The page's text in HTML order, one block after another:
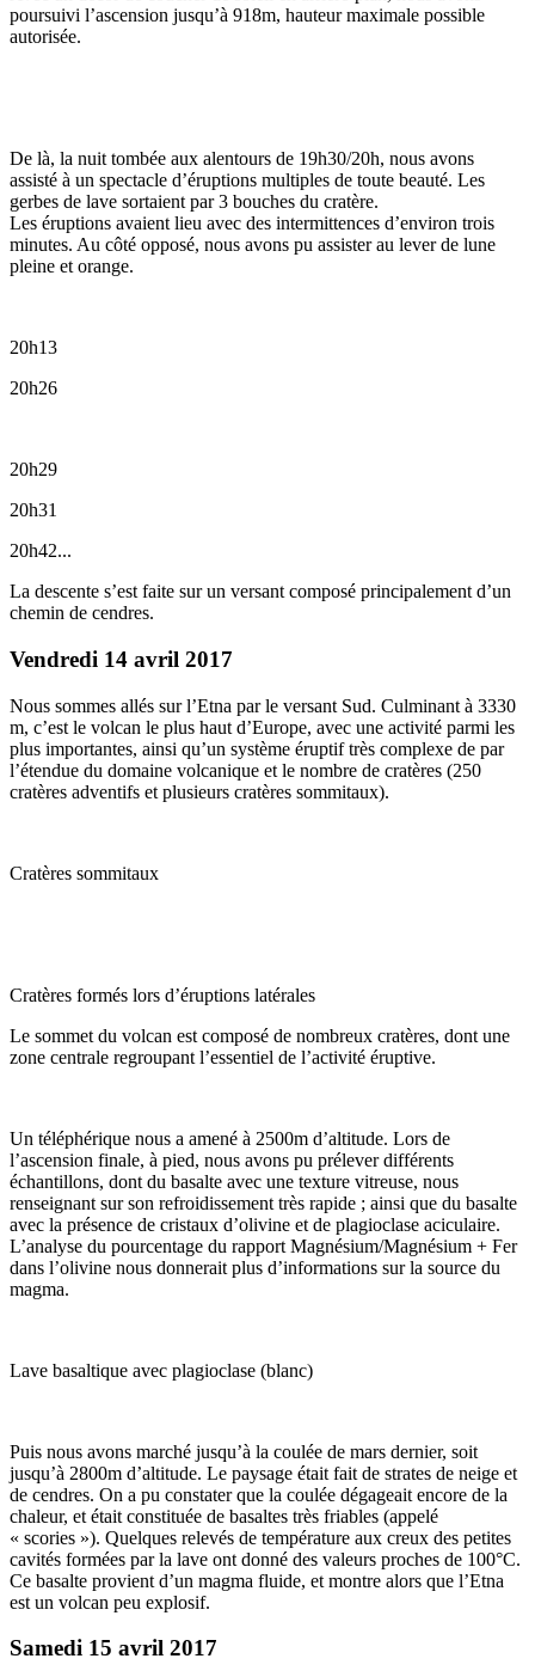
poursuivi l’ascension jusqu’à 918m, hauteur maximale possible
autorisée.
De là, la nuit tombée aux alentours de 19h30/20h, nous avons
assisté à un spectacle d’éruptions multiples de toute beauté. Les
gerbes de lave sortaient par 3 bouches du cratère.
Les éruptions avaient lieu avec des intermittences d’environ trois
minutes. Au côté opposé, nous avons pu assister au lever de lune
pleine et orange.
20h13
20h26
20h29
20h31
20h42...
La descente s’est faite sur un versant composé principalement d’un
chemin de cendres.
Vendredi 14 avril 2017
Nous sommes allés sur l’Etna par le versant Sud. Culminant à 3330
m, c’est le volcan le plus haut d’Europe, avec une activité parmi les
plus importantes, ainsi qu’un système éruptif très complexe de par
l’étendue du domaine volcanique et le nombre de cratères (250
cratères adventifs et plusieurs cratères sommitaux).
Cratères sommitaux
Cratères formés lors d’éruptions latérales
Le sommet du volcan est composé de nombreux cratères, dont une
zone centrale regroupant l’essentiel de l’activité éruptive.
Un téléphérique nous a amené à 2500m d’altitude. Lors de
l’ascension finale, à pied, nous avons pu prélever différents
échantillons, dont du basalte avec une texture vitreuse, nous
renseignant sur son refroidissement très rapide ; ainsi que du basalte
avec la présence de cristaux d’olivine et de plagioclase aciculaire.
L’analyse du pourcentage du rapport Magnésium/Magnésium + Fer
dans l’olivine nous donnerait plus d’informations sur la source du
magma.
Lave basaltique avec plagioclase (blanc)
Puis nous avons marché jusqu’à la coulée de mars dernier, soit
jusqu’à 2800m d’altitude. Le paysage était fait de strates de neige et
de cendres. On a pu constater que la coulée dégageait encore de la
chaleur, et était constituée de basaltes très friables (appelé
« scories »). Quelques relevés de température aux creux des petites
cavités formées par la lave ont donné des valeurs proches de 100°C.
Ce basalte provient d’un magma fluide, et montre alors que l’Etna
est un volcan peu explosif.
Samedi 15 avril 2017